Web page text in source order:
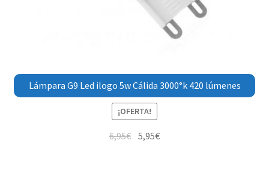
Lámpara G9 Led ilogo 5w Cálida 3000°k 420 lúmenes
¡OFERTA!
6,95€ 5,95€